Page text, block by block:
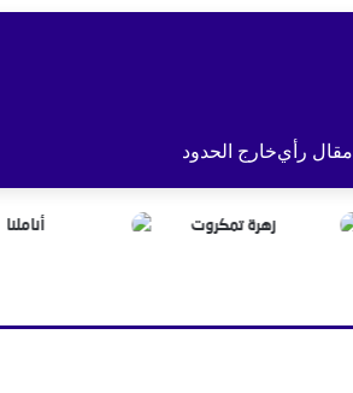
مقال رأيخارج الحدود